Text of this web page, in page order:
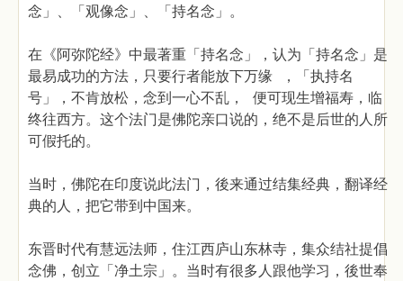
念」、「观像念」、「持名念」。
在《阿弥陀经》中最著重「持名念」，认为「持名念」是
最易成功的方法，只要行者能放下万缘 ，「执持名
号」，不肯放松，念到一心不乱， 便可现生增福寿，临
终往西方。这个法门是佛陀亲口说的，绝不是后世的人所
可假托的。
当时，佛陀在印度说此法门，後来通过结集经典，翻译经
典的人，把它带到中国来。
东晋时代有慧远法师，住江西庐山东林寺，集众结社提倡
念佛，创立「净土宗」。当时有很多人跟他学习，後世奉